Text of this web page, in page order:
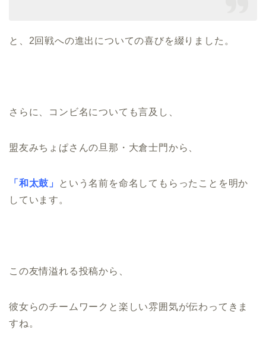
と、2回戦への進出についての喜びを綴りました。
さらに、コンビ名についても言及し、
盟友みちょぱさんの旦那・大倉士門から、
「和太鼓」
という名前を命名してもらったことを明か
しています。
この友情溢れる投稿から、
彼女らのチームワークと楽しい雰囲気が伝わってきま
すね。